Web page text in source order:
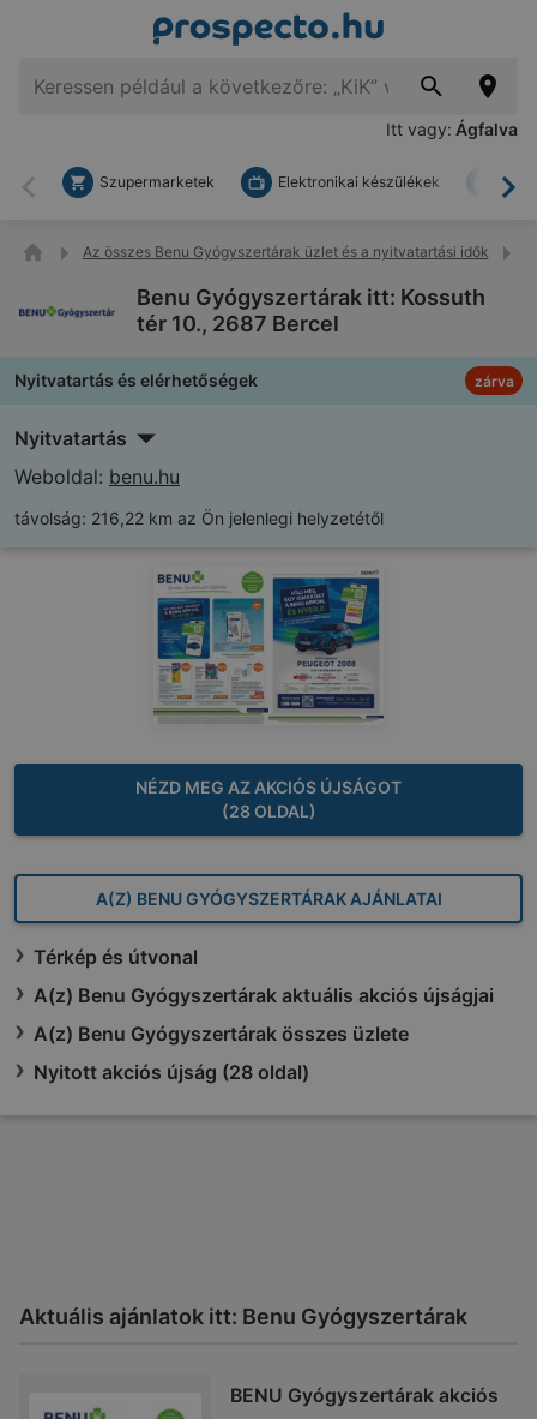
Itt vagy: Ágfalva
Vissza
Szupermarketek Elektronikai készülékek
Az összes Benu Gyógyszertárak üzlet és a nyitvatartási idők
Benu Gyógyszertárak itt: Kossuth
tér 10., 2687 Bercel
Nyitvatartás és elérhetőségek zárva
Nyitvatartás
Weboldal: benu.hu
távolság: 216,22 km az Ön jelenlegi helyzetétől
NÉZD MEG AZ AKCIÓS ÚJSÁGOT
(28 OLDAL)
A(Z) BENU GYÓGYSZERTÁRAK AJÁNLATAI
Térkép és útvonal
A(z) Benu Gyógyszertárak aktuális akciós újságjai
A(z) Benu Gyógyszertárak összes üzlete
Nyitott akciós újság (28 oldal)
Aktuális ajánlatok itt: Benu Gyógyszertárak
BENU Gyógyszertárak akciós